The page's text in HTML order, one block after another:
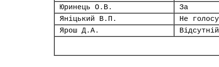
Юринець О.В.
За
Яніцький В.П.
Не
Ярош Д.А.
Відсутній